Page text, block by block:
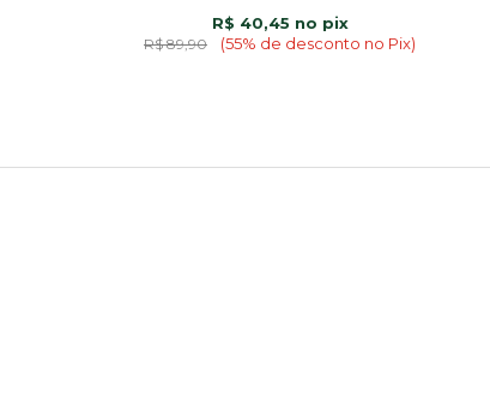
R$ 40,45
R$ 89,90 (55% de desconto no Pix)